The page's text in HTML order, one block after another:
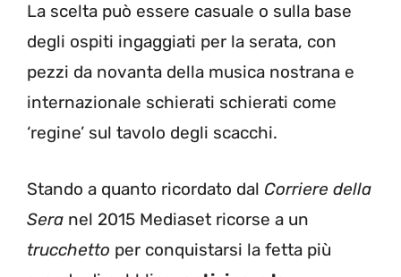
La scelta può essere casuale o sulla base
degli ospiti ingaggiati per la serata, con
pezzi da novanta della musica nostrana e
internazionale schierati schierati come
‘regine’ sul tavolo degli scacchi.
Stando a quanto ricordato dal Corriere della
Sera nel 2015 Mediaset ricorse a un
trucchetto per conquistarsi la fetta più